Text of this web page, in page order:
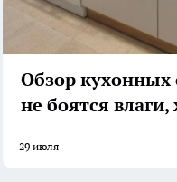
Обзор
не боятся
29 июля